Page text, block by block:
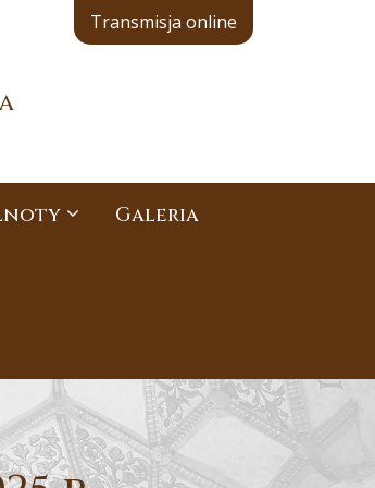
Transmisja online
Galeria